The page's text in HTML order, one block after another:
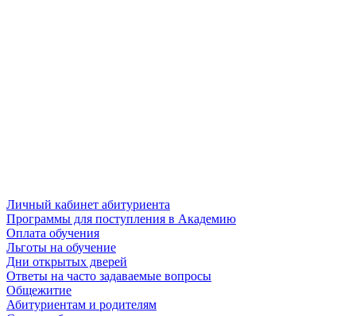
Личный кабинет абитуриента
Программы для поступления в Академию
Оплата обучения
Льготы на обучение
Дни открытых дверей
Ответы на часто задаваемые вопросы
Общежитие
Абитуриентам и родителям